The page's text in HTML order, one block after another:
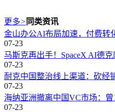
更多> 同类资讯
金山办公AI布局加速，付费转
07-23
马斯克再出手！SpaceX AI德
07-23
耐克中国整治线上渠道：砍经
07-23
海纳亚洲撤离中国VC市场：
07-23